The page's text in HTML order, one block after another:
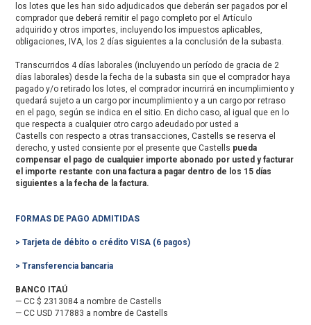
los lotes que les han sido adjudicados que deberán ser pagados por el
comprador que deberá remitir el pago completo por el Artículo
adquirido y otros importes, incluyendo los impuestos aplicables,
obligaciones, IVA, los 2 días siguientes a la conclusión de la subasta.
Transcurridos 4 días laborales (incluyendo un período de gracia de 2
días laborales) desde la fecha de la subasta sin que el comprador haya
pagado y/o retirado los lotes, el comprador incurrirá en incumplimiento y
quedará sujeto a un cargo por incumplimiento y a un cargo por retraso
en el pago, según se indica en el sitio. En dicho caso, al igual que en lo
que respecta a cualquier otro cargo adeudado por usted a
Castells con respecto a otras transacciones, Castells se reserva el
derecho, y usted consiente por el presente que Castells pueda
compensar el pago de cualquier importe abonado por usted y facturar
el importe restante con una factura a pagar dentro de los 15 días
siguientes a la fecha de la factura.
FORMAS DE PAGO ADMITIDAS
> Tarjeta de débito o crédito VISA (6 pagos)
> Transferencia bancaria
BANCO ITAÚ
— CC $ 2313084 a nombre de Castells
— CC USD 717883 a nombre de Castells